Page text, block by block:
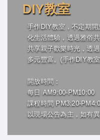
DIY教室
手作DIY教室，不定期
化生活體驗，透過雅俗
共享親子歡樂時光，透
多元豐富。(手作DIY教
開放時間：
每日 AM9:00-PM10:00
課程時間 PM3:20-
以現場公告為主，如有